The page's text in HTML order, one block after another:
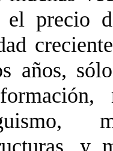
precio
años,
y